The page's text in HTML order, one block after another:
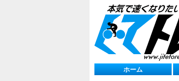
ホーム